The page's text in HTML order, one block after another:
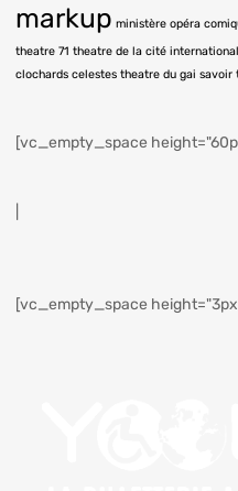
markup ministère opéra
theatre 71 theatre de la cité
clochards celestes theatre du gai savoir
[vc_empty_space
[vc_empty_space